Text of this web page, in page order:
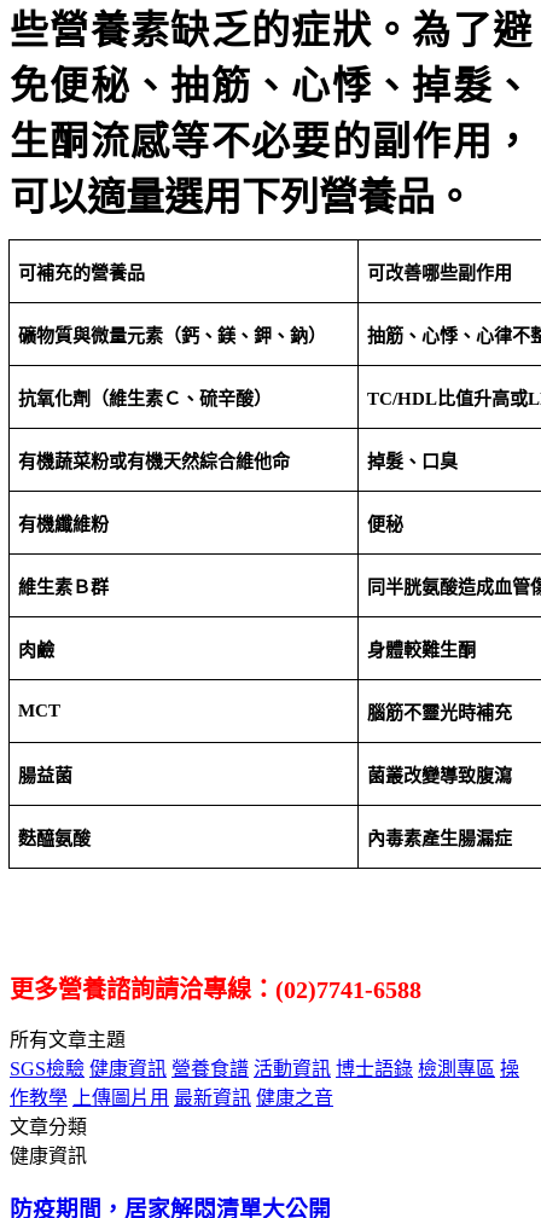
些營養素缺乏的症狀。為了避
免便秘、抽筋、心悸、掉髮、
生酮流感等不必要的副作用，
可以適量選用下列營養品。
可補充的營養品 可改善哪些副作用
礦物質與微量元素（鈣、鎂、鉀、鈉） 抽筋、心悸、心律不
抗氧化劑（維生素Ｃ、硫辛酸） TC/HDL比值升高或
有機蔬菜粉或有機天然綜合維他命 掉髮、口臭
有機纖維粉 便秘
維生素Ｂ群 同半胱氨酸造成血管
肉鹼 身體較難生酮
MCT 腦筋不靈光時補充
腸益菌 菌叢改變導致腹瀉
麩醯氨酸 內毒素產生腸漏症
更多營養諮詢請洽專線： (02)7741-6588
所有文章主題
SGS檢驗 健康資訊 營養食譜 活動資訊 博士語錄 檢測專區 操
作教學
上傳圖片用 最新資訊 健康之音
文章分類
健康資訊
防疫期間，居家解悶清單大公開